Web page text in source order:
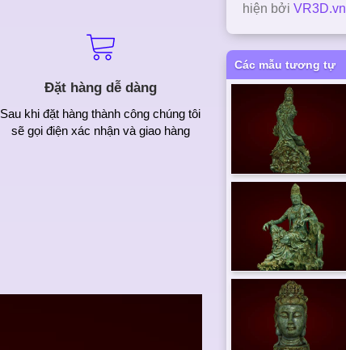
Đặt hàng dễ dàng
Sau khi đặt hàng thành công chúng tôi
sẽ gọi điện xác nhận và giao hàng
hiện bởi VR3D.vn
Các mẫu tương tự